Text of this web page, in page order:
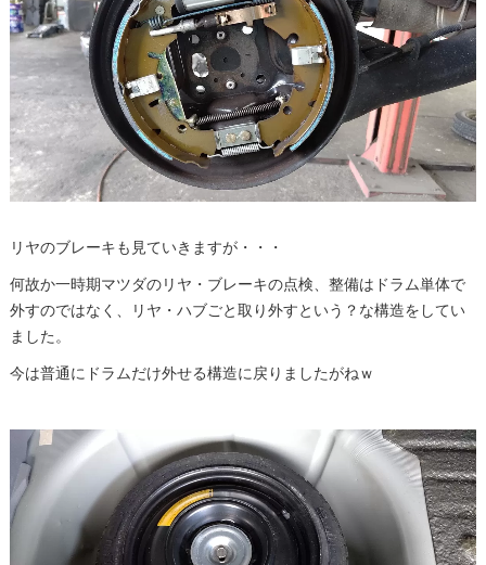
リヤのブレーキも見ていきますが・・・
何故か一時期マツダのリヤ・ブレーキの点検、整備はドラム単体で
外すのではなく、リヤ・ハブごと取り外すという？な構造をしてい
ました。
今は普通にドラムだけ外せる構造に戻りましたがねｗ